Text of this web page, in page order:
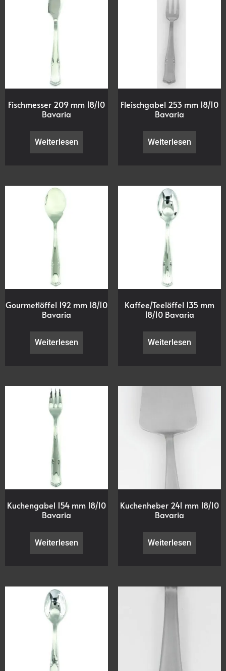
Fischmesser 209 mm 18/10
Bavaria
Weiterlesen
Fleischgabel 253 mm 18/10
Bavaria
Weiterlesen
Gourmetlöffel 192 mm 18/10
Bavaria
Weiterlesen
Kaffee/Teelöffel 135 mm
18/10 Bavaria
Weiterlesen
Kuchengabel 154 mm 18/10
Bavaria
Weiterlesen
Kuchenheber 241 mm 18/10
Bavaria
Weiterlesen